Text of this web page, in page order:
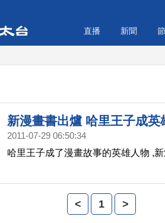
直播 新聞
新漫畫書出爐 哈里王子成英
2011-07-29 06:50:34
哈里王子成了漫畫故事的英雄人物 ,
< 1 >